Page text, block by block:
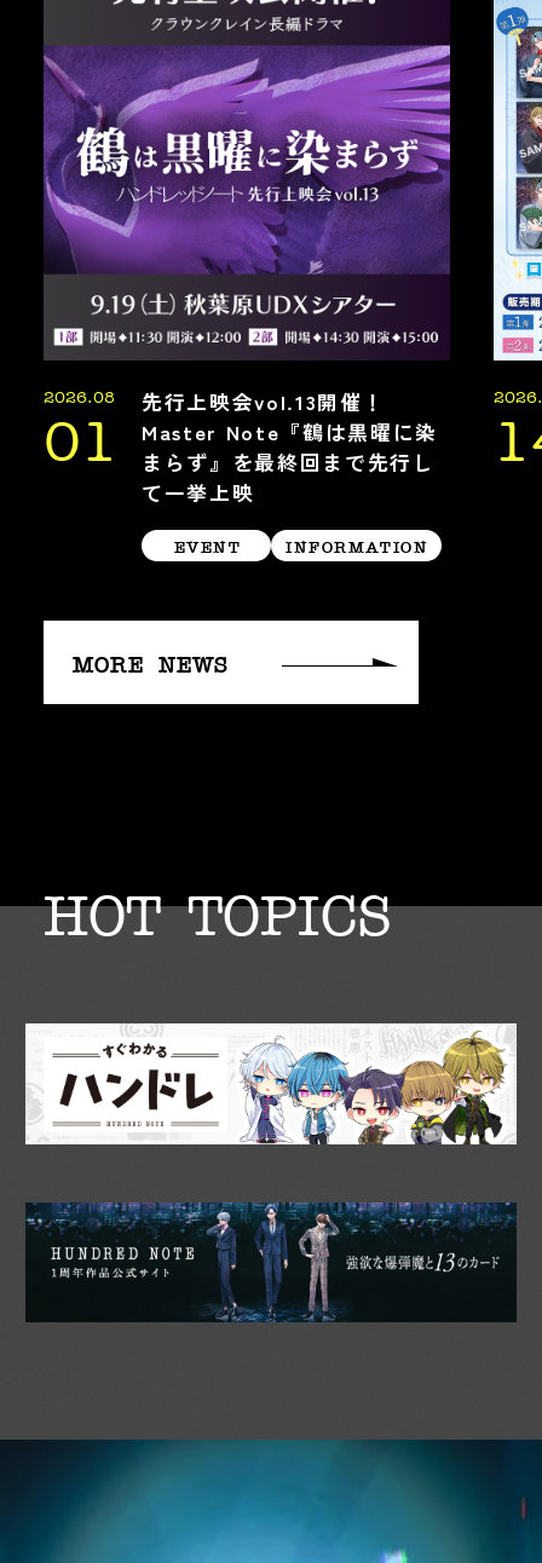
先行上映会vol.13開催！
Master Note『鶴は黒曜に染
まらず』を最終回まで先行し
て一挙上映
EVENT INFORMATION
2026.08
01
MORE NEWS
HOT TOPICS